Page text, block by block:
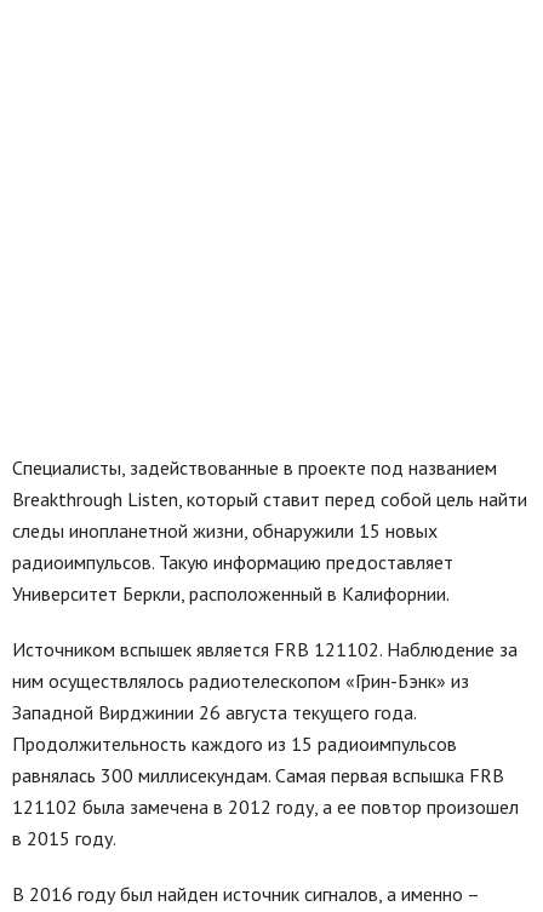
Специалисты, задействованные в проекте под названием
Breakthrough Listen, который ставит перед собой цель найти
следы инопланетной жизни, обнаружили 15 новых
радиоимпульсов. Такую информацию предоставляет
Университет Беркли, расположенный в Калифорнии.
Источником вспышек является FRB 121102. Наблюдение за
ним осуществлялось радиотелескопом «Грин-Бэнк» из
Западной Вирджинии 26 августа текущего года.
Продолжительность каждого из 15 радиоимпульсов
равнялась 300 миллисекундам. Самая первая вспышка FRB
121102 была замечена в 2012 году, а ее повтор произошел
в 2015 году.
В 2016 году был найден источник сигналов, а именно –